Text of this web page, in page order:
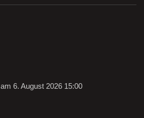
am 6. August 2026 15:00